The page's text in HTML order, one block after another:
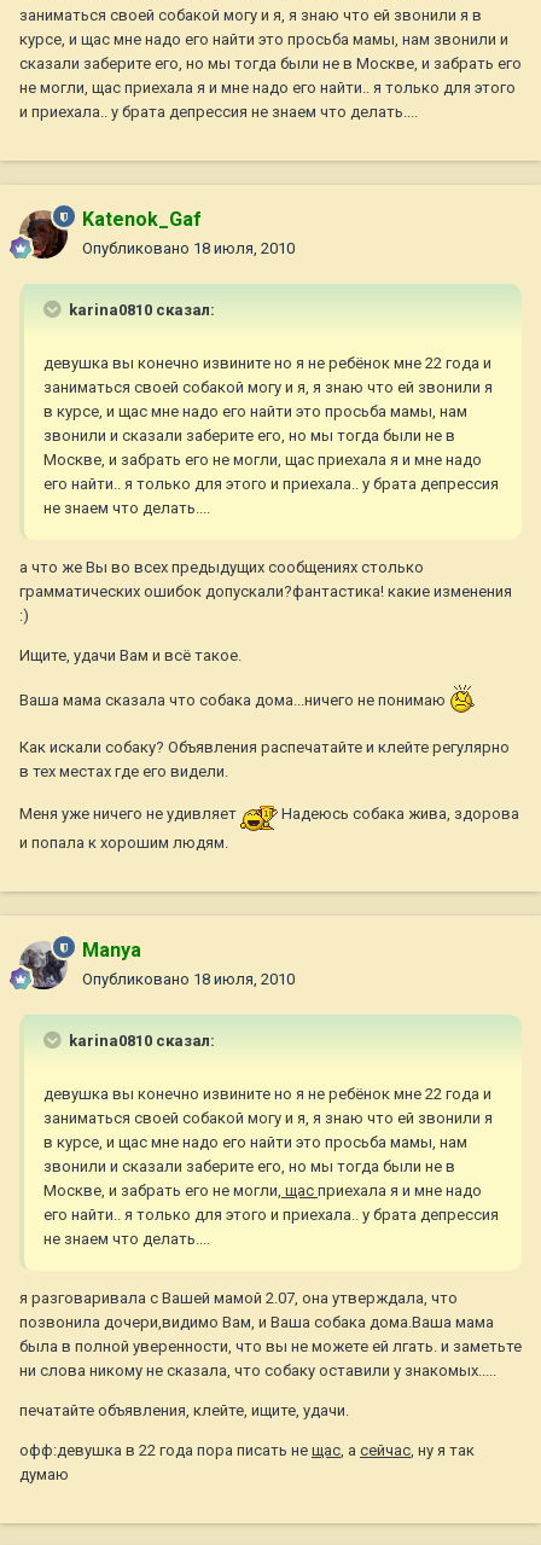
заниматься своей собакой могу и я, я знаю что ей звонили я в
курсе, и щас мне надо его найти это просьба мамы, нам звонили и
сказали заберите его, но мы тогда были не в Москве, и забрать его
не могли, щас приехала я и мне надо его найти.. я только для этого
и приехала.. у брата депрессия не знаем что делать....
Katenok_Gaf
Опубликовано 18 июля, 2010
karina0810 сказал:
девушка вы конечно извините но я не ребёнок мне 22 года и
заниматься своей собакой могу и я, я знаю что ей звонили я
в курсе, и щас мне надо его найти это просьба мамы, нам
звонили и сказали заберите его, но мы тогда были не в
Москве, и забрать его не могли, щас приехала я и мне надо
его найти.. я только для этого и приехала.. у брата депрессия
не знаем что делать....
а что же Вы во всех предыдущих сообщениях столько
грамматических ошибок допускали?фантастика! какие изменения
:)
Ищите, удачи Вам и всё такое.
Ваша мама сказала что собака дома...ничего не понимаю
Как искали собаку? Объявления распечатайте и клейте регулярно
в тех местах где его видели.
Меня уже ничего не удивляет
Надеюсь собака жива, здорова
и попала к хорошим людям.
Manya
Опубликовано 18 июля, 2010
karina0810 сказал:
девушка вы конечно извините но я не ребёнок мне 22 года и
заниматься своей собакой могу и я, я знаю что ей звонили я
в курсе, и щас мне надо его найти это просьба мамы, нам
звонили и сказали заберите его, но мы тогда были не в
Москве, и забрать его не могли, щас приехала я и мне надо
его найти.. я только для этого и приехала.. у брата депрессия
не знаем что делать....
я разговаривала с Вашей мамой 2.07, она утверждала, что
позвонила дочери,видимо Вам, и Ваша собака дома.Ваша мама
была в полной уверенности, что вы не можете ей лгать. и заметьте
ни слова никому не сказала, что собаку оставили у знакомых.....
печатайте объявления, клейте, ищите, удачи.
офф:девушка в 22 года пора писать не щас, а сейчас, ну я так
думаю